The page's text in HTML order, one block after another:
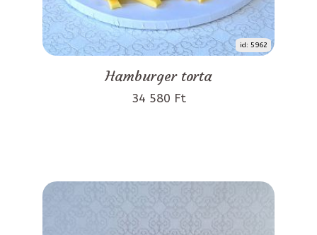
id: 5962
Hamburger torta
34 580 Ft